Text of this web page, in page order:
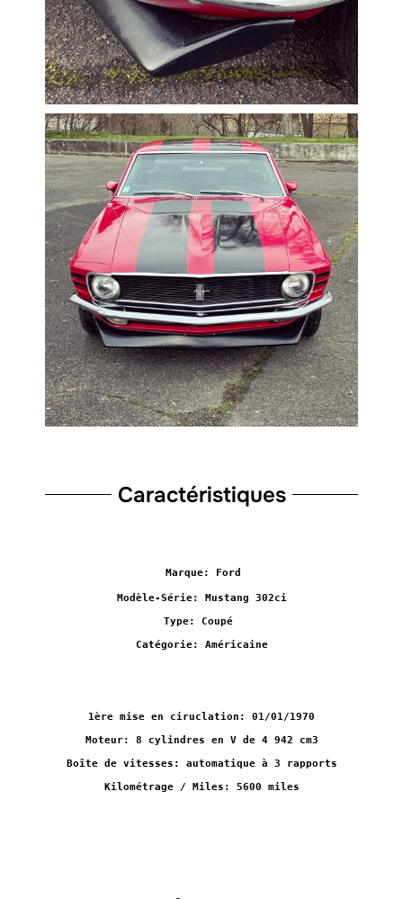
Caractéristiques
Marque: Ford
Modèle-Série: Mustang 302ci
Type: Coupé
Catégorie: Américaine
1ère mise en ciruclation: 01/01/1970
Moteur: 8 cylindres en V de 4 942 cm3
Boîte de vitesses: automatique à 3 rapports
Kilométrage / Miles: 5600 miles